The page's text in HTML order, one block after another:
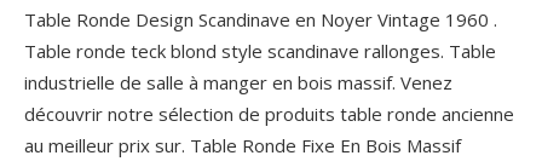
Table Ronde Design Scandinave en Noyer Vintage 1960 .
Table ronde teck blond style scandinave rallonges. Table
industrielle de salle à manger en bois massif. Venez
découvrir notre sélection de produits table ronde ancienne
au meilleur prix sur. Table Ronde Fixe En Bois Massif